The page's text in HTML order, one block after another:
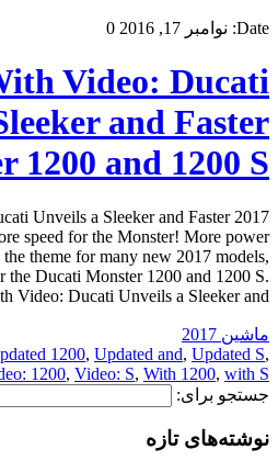
Date: نوامبر 17, 2016 0
Video: Ducati
and Faster
1200 and 1200 S
Unveils a Sleeker and Faster 2017
speed for the Monster! More power
theme for many new 2017 models,
the Ducati Monster 1200 and 1200 S.
Video: Ducati Unveils a Sleeker and […]
ماشین 2017
1200, Updated and, Updated S,
1200, Video: S, With 1200, with S
جستجو برای:
نوشته‌های تازه